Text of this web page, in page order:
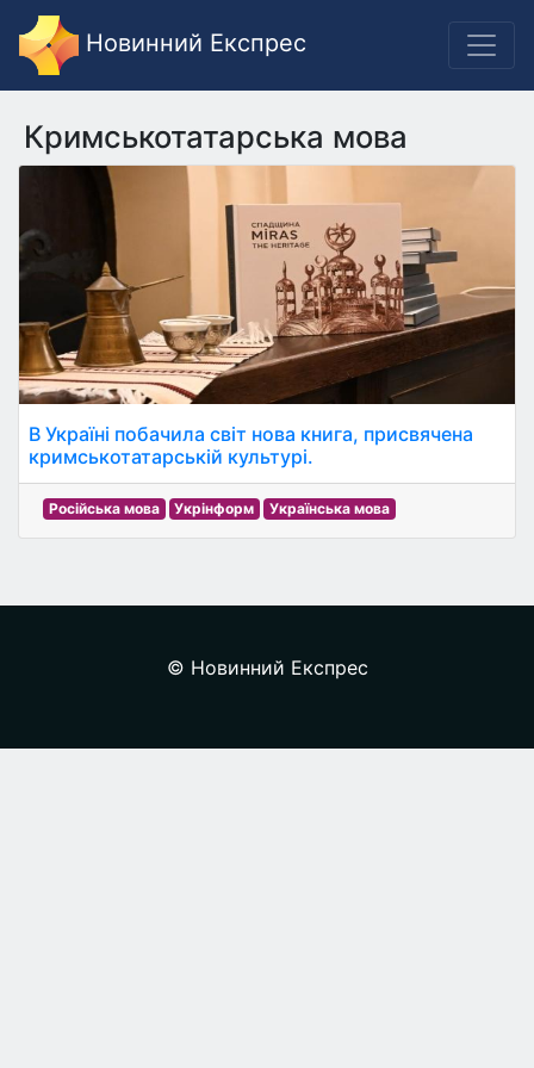
Новинний Експрес
Кримськотатарська мова
В Україні побачила світ нова книга, присвячена
кримськотатарській культурі.
Російська мова Укрінформ Українська мова
© Новинний Експрес